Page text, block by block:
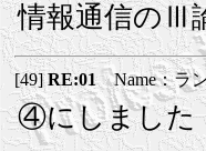
情報通信のⅢ
[49]RE:01Name：ラン
④にしました